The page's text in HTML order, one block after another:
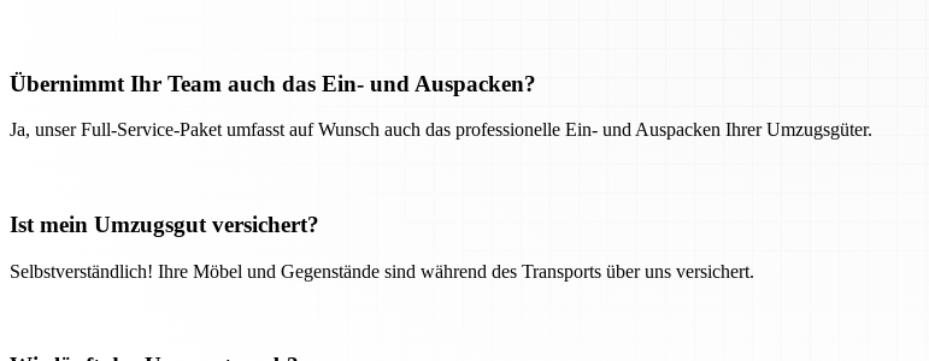
Übernimmt Ihr Team auch das Ein- und Auspacken?
Ja, unser Full-Service-Paket umfasst auf Wunsch auch das professionelle Ein- und Auspacken Ihrer Umzugsgüter.
Ist mein Umzugsgut versichert?
Selbstverständlich! Ihre Möbel und Gegenstände sind während des Transports über uns versichert.